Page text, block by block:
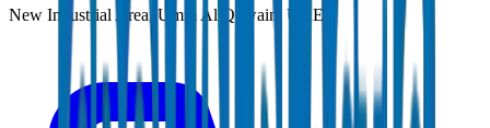
New Industrial Area, Umm Al Quwain, UAE